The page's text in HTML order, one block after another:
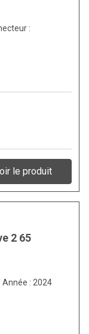
:
le produit
2 65
: 2024